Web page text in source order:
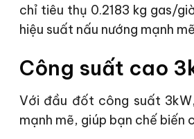
chỉ tiêu thụ 0.2183 kg gas/
hiệu suất nấu nướng mạnh
Công suất cao
Với đầu đốt công suất
mạnh mẽ, giúp bạn chế biến